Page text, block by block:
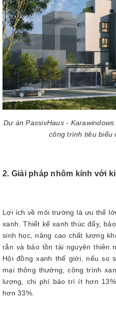
Dự án PassivHaus -
công trình tiêu biểu
2. Giải pháp nhôm kính với
Lợi ích về môi trường là ưu thế
xanh. Thiết kế xanh thúc đẩy,
sinh học, nâng cao chất lượng
rắn và bảo tồn tài nguyên thiên
Hội đồng xanh thế giới, nếu so
mại thông thường, công trình
lượng, chi phí bảo trì ít hơn
hơn 33%.